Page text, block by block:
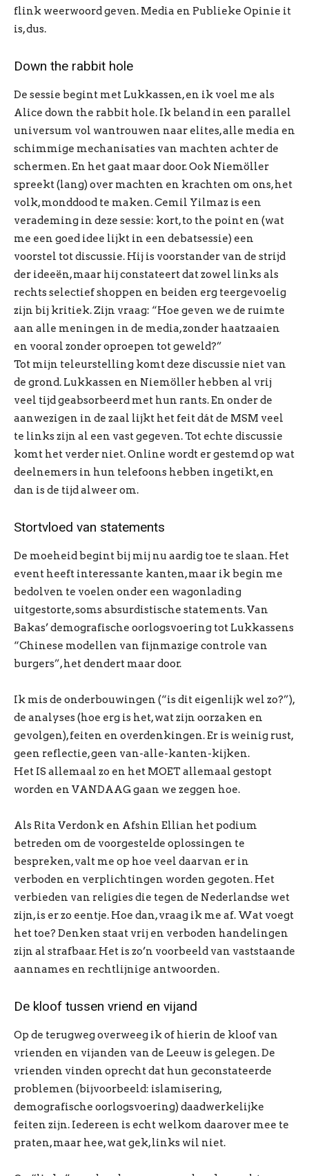
flink weerwoord geven. Media en Publieke Opinie it
is, dus.
Down the rabbit hole
De sessie begint met Lukkassen, en ik voel me als
Alice down the rabbit hole. Ik beland in een parallel
universum vol wantrouwen naar elites, alle media en
schimmige mechanisaties van machten achter de
schermen. En het gaat maar door. Ook Niemöller
spreekt (lang) over machten en krachten om ons, het
volk, monddood te maken. Cemil Yilmaz is een
verademing in deze sessie: kort, to the point en (wat
me een goed idee lijkt in een debatsessie) een
voorstel tot discussie. Hij is voorstander van de strijd
der ideeën, maar hij constateert dat zowel links als
rechts selectief shoppen en beiden erg teergevoelig
zijn bij kritiek. Zijn vraag: “Hoe geven we de ruimte
aan alle meningen in de media, zonder haatzaaien
en vooral zonder oproepen tot geweld?”
Tot mijn teleurstelling komt deze discussie niet van
de grond. Lukkassen en Niemöller hebben al vrij
veel tijd geabsorbeerd met hun rants. En onder de
aanwezigen in de zaal lijkt het feit dát de MSM veel
te links zijn al een vast gegeven. Tot echte discussie
komt het verder niet. Online wordt er gestemd op wat
deelnemers in hun telefoons hebben ingetikt, en
dan is de tijd alweer om.
Stortvloed van statements
De moeheid begint bij mij nu aardig toe te slaan. Het
event heeft interessante kanten, maar ik begin me
bedolven te voelen onder een wagonlading
uitgestorte, soms absurdistische statements. Van
Bakas’ demografische oorlogsvoering tot Lukkassens
“Chinese modellen van fijnmazige controle van
burgers”, het dendert maar door.
Ik mis de onderbouwingen (“is dit eigenlijk wel zo?”),
de analyses (hoe erg is het, wat zijn oorzaken en
gevolgen), feiten en overdenkingen. Er is weinig rust,
geen reflectie, geen van-alle-kanten-kijken.
Het IS allemaal zo en het MOET allemaal gestopt
worden en VANDAAG gaan we zeggen hoe.
Als Rita Verdonk en Afshin Ellian het podium
betreden om de voorgestelde oplossingen te
bespreken, valt me op hoe veel daarvan er in
verboden en verplichtingen worden gegoten. Het
verbieden van religies die tegen de Nederlandse wet
zijn, is er zo eentje. Hoe dan, vraag ik me af. Wat voegt
het toe? Denken staat vrij en verboden handelingen
zijn al strafbaar. Het is zo’n voorbeeld van vaststaande
aannames en rechtlijnige antwoorden.
De kloof tussen vriend en vijand
Op de terugweg overweeg ik of hierin de kloof van
vrienden en vijanden van de Leeuw is gelegen. De
vrienden vinden oprecht dat hun geconstateerde
problemen (bijvoorbeeld: islamisering,
demografische oorlogsvoering) daadwerkelijke
feiten zijn. Iedereen is echt welkom daarover mee te
praten, maar hee, wat gek, links wil niet.